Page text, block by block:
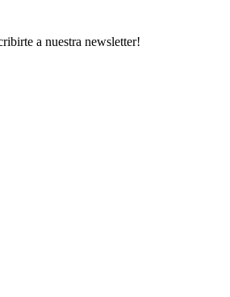
a nuestra newsletter!